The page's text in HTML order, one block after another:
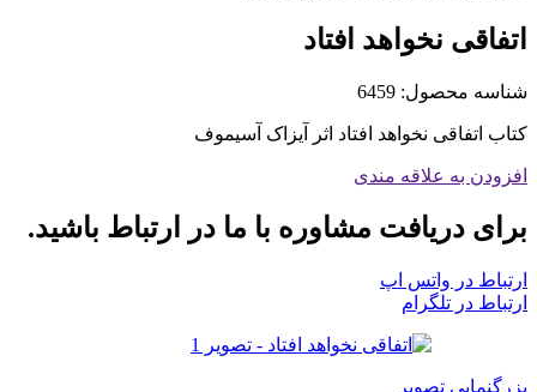
اتفاقی نخواهد افتاد
شناسه محصول: 6459
کتاب اتفاقی نخواهد افتاد اثر آیزاک آسیموف
افزودن به علاقه مندی
برای دریافت مشاوره با ما در ارتباط باشید.
ارتباط در واتس اپ
ارتباط در تلگرام
بزرگنمایی تصویر